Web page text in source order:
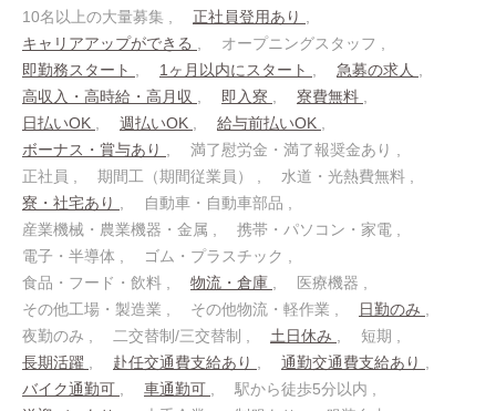
10名以上の大量募集
正社員登用あり
キャリアアップができる
オープニングスタッフ
即勤務スタート
1ヶ月以内にスタート
急募の求人
高収入・高時給・高月収
即入寮
寮費無料
日払いOK
週払いOK
給与前払いOK
ボーナス・賞与あり
満了慰労金・満了報奨金あり
正社員
期間工（期間従業員）
水道・光熱費無料
寮・社宅あり
自動車・自動車部品
産業機械・農業機器・金属
携帯・パソコン・家電
電子・半導体
ゴム・プラスチック
食品・フード・飲料
物流・倉庫
医療機器
その他工場・製造業
その他物流・軽作業
日勤のみ
夜勤のみ
二交替制/三交替制 土日休み
短期
長期活躍
赴任交通費支給あり
通勤交通費支給あり
バイク通勤可
車通勤可
駅から徒歩5分以内